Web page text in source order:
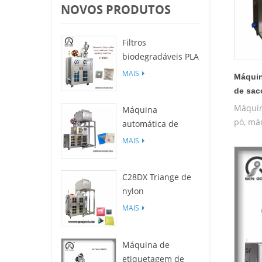
NOVOS PRODUTOS
Filtros
biodegradáveis ​​PLA
C19H para
saco de café por
gotejamento
MAIS
Máquina
automática de
embalagem de chá
MAIS
C28DX Triange de
nylon
automático/máquina
saquinho de chá
MAIS
Máquina de
etiquetagem de
de
pó,